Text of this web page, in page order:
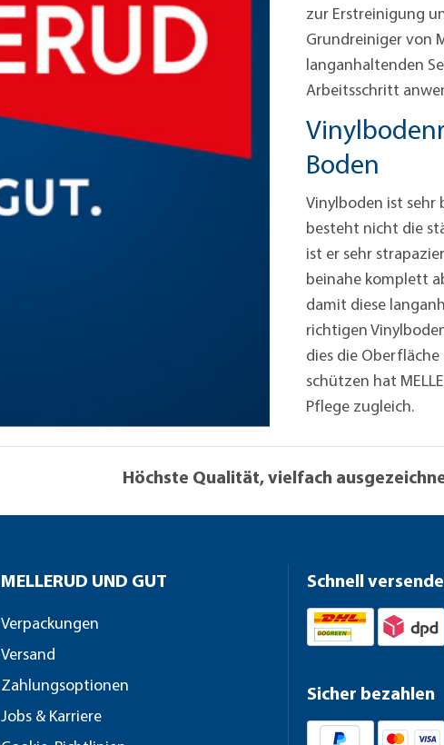
zur Erstreinigung
Grundreiniger von
langanhaltenden
Arbeitsschritt
Boden
Vinylboden ist sehr
besteht nicht die
ist er sehr
beinahe komplett
damit diese
richtigen
dies die
schützen hat
Pflege zugleich.
Höchste Qualität, vielfach
MELLERUD UND GUT
Verpackungen
Versand
Zahlungsoptionen
Jobs & Karriere
Schnell
Sicher bezahlen